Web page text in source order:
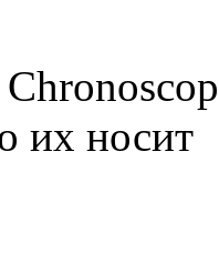
их носит